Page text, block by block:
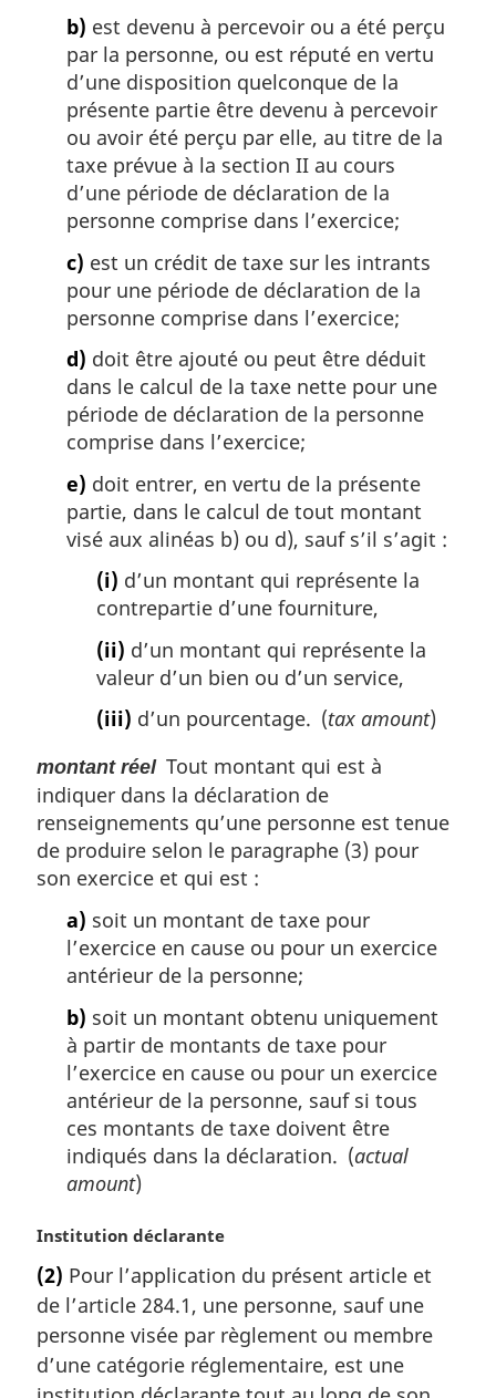
b) est devenu à percevoir ou a été perçu
par la personne, ou est réputé en vertu
d’une disposition quelconque de la
présente partie être devenu à percevoir
ou avoir été perçu par elle, au titre de la
taxe prévue à la section II au cours
d’une période de déclaration de la
personne comprise dans l’exercice;
c) est un crédit de taxe sur les intrants
pour une période de déclaration de la
personne comprise dans l’exercice;
d) doit être ajouté ou peut être déduit
dans le calcul de la taxe nette pour une
période de déclaration de la personne
comprise dans l’exercice;
e) doit entrer, en vertu de la présente
partie, dans le calcul de tout montant
visé aux alinéas b) ou d), sauf s’il s’agit :
(i) d’un montant qui représente la
contrepartie d’une fourniture,
(ii) d’un montant qui représente la
valeur d’un bien ou d’un service,
(iii) d’un pourcentage. (tax amount)
montant réelTout montant qui est à
indiquer dans la déclaration de
renseignements qu’une personne est tenue
de produire selon le paragraphe (3) pour
son exercice et qui est :
a) soit un montant de taxe pour
l’exercice en cause ou pour un exercice
antérieur de la personne;
b) soit un montant obtenu uniquement
à partir de montants de taxe pour
l’exercice en cause ou pour un exercice
antérieur de la personne, sauf si tous
ces montants de taxe doivent être
indiqués dans la déclaration. (actual
amount)
N
t
e
m
a
Institution déclarante
(2) Pour l’application du présent article et
de l’article 284.1, une personne, sauf une
personne visée par règlement ou membre
d’une catégorie réglementaire, est une